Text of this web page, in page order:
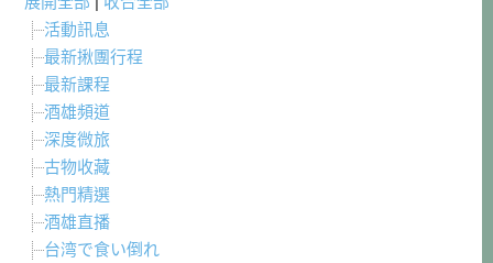
活動訊息
最新揪團行程
最新課程
酒雄頻道
深度微旅
古物收藏
熱門精選
酒雄直播
台湾で食い倒れ